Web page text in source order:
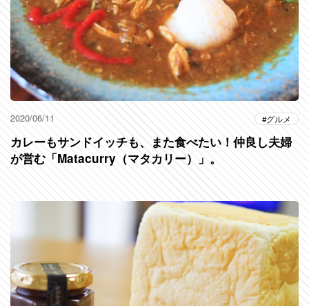
2020/06/11 グルメ
カレーもサンドイッチも、また食べたい！仲良し夫婦
が営む「Matacurry（マタカリー）」。